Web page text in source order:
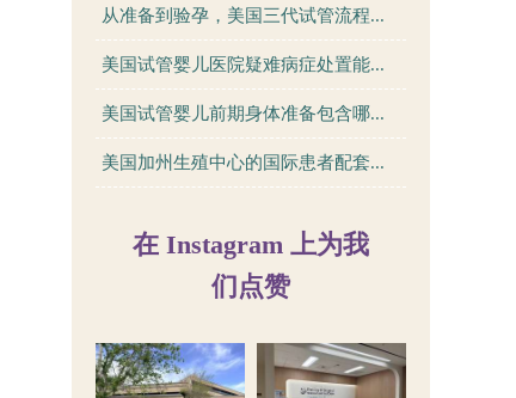
从准备到验孕，美国三代试管流程...
美国试管婴儿医院疑难病症处置能...
美国试管婴儿前期身体准备包含哪...
美国加州生殖中心的国际患者配套...
在 Instagram 上为我
们点赞